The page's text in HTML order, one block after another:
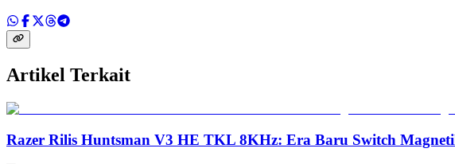
Artikel Terkait
Razer Rilis Huntsman V3 HE TKL 8KHz: Era Baru Switch